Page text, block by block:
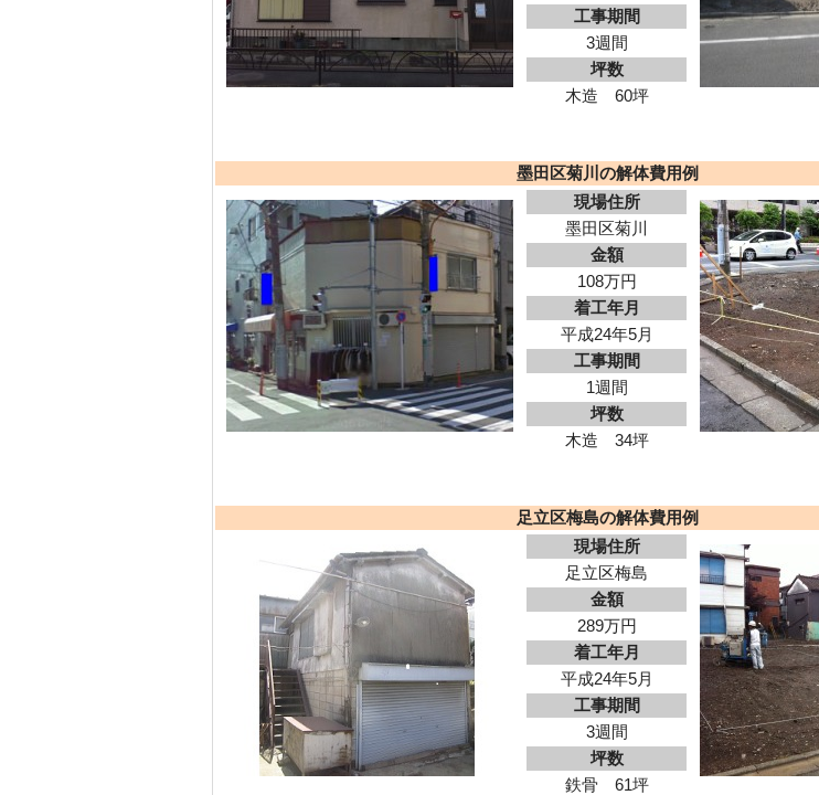
工事期間
3週間
坪数
木造 60坪
墨田区菊川の解体費用例
現場住所
墨田区菊川
金額
108万円
着工年月
平成24年5月
工事期間
1週間
坪数
木造 34坪
足立区梅島の解体費用例
現場住所
足立区梅島
金額
289万円
着工年月
平成24年5月
工事期間
3週間
坪数
鉄骨 61坪